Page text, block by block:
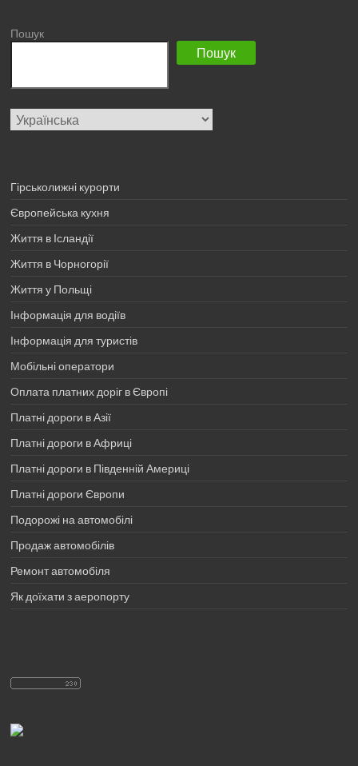
Пошук
Пошук
Вибрати
мову
Гірськолижні курорти
Європейська кухня
Життя в Ісландії
Життя в Чорногорії
Життя у Польщі
Інформація для водіїв
Інформація для туристів
Мобільні оператори
Оплата платних доріг в Європі
Платні дороги в Азії
Платні дороги в Африці
Платні дороги в Південній Америці
Платні дороги Європи
Подорожі на автомобілі
Продаж автомобілів
Ремонт автомобіля
Як доїхати з аеропорту